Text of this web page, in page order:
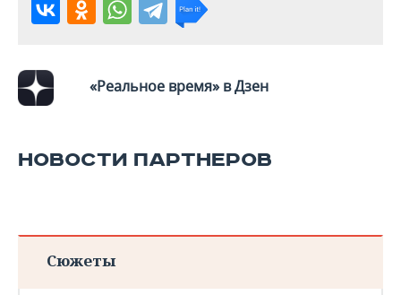
«Реальное время» в Дзен
НОВОСТИ ПАРТНЕРОВ
Сюжеты